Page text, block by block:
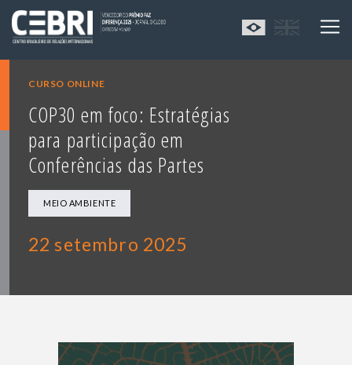
CURSO ONLINE
COP30 em foco: Estratégias
para participação em
Conferências das Partes
MEIO AMBIENTE
22 setembro 2025